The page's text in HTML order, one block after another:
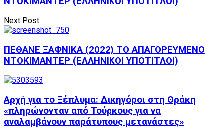
Next Post
ΠΕΘΑΝΕ ΞΑΦΝΙΚΑ (2022) ΤΟ ΑΠΑΓΟΡΕΥΜΕΝΟ
ΝΤΟΚΙΜΑΝΤΕΡ (ΕΛΛΗΝΙΚΟΙ ΥΠΟΤΙΤΛΟΙ)
Αρχή για το Ξέπλυμα: Δικηγόροι στη Θράκη
«πληρώνονταν από Τούρκους για να
αναλαμβάνουν παράτυπους μετανάστες»